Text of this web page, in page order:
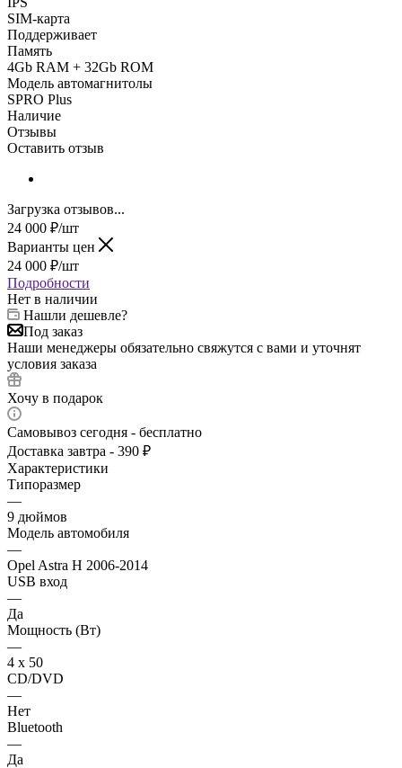
SIM-карта
Поддерживает
Память
4Gb RAM + 32Gb ROM
Модель автомагнитолы
SPRO Plus
Наличие
Отзывы
Оставить отзыв
Загрузка отзывов...
24 000 ₽/шт
Варианты цен
24 000 ₽/шт
Подробности
Нет в наличии
Нашли дешевле?
Под заказ
Наши менеджеры обязательно свяжутся с вами и уточнят
условия заказа
Хочу в подарок
Самовывоз сегодня - бесплатно
Доставка завтра - 390 ₽
Характеристики
Типоразмер
—
9 дюймов
Модель автомобиля
—
Opel Astra H 2006-2014
USB вход
—
Да
Мощность (Вт)
—
4 х 50
CD/DVD
—
Нет
Bluetooth
—
Да